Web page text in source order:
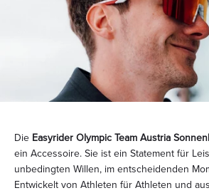
Die Easyrider Olympic Team Austria
ein Accessoire. Sie ist ein Statement für
unbedingten Willen, im entscheidenden
Entwickelt von Athleten für Athleten und